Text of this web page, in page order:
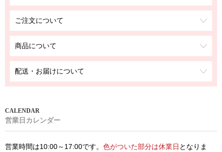
ご注文について
商品について
配送・お届けについて
営業日カレンダー
営業時間は10:00～17:00です。 色がついた部分は休業日 となりま